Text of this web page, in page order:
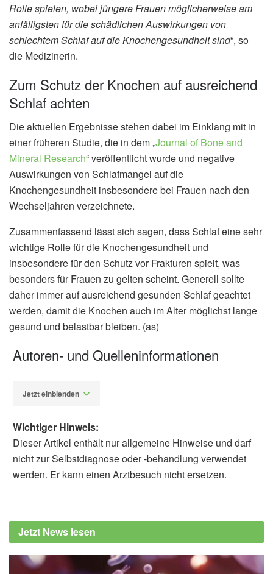
Rolle spielen, wobei jüngere Frauen möglicherweise am
anfälligsten für die schädlichen Auswirkungen von
schlechtem Schlaf auf die Knochengesundheit sind“, so
die Medizinerin.
Zum Schutz der Knochen auf ausreichend
Schlaf achten
Die aktuellen Ergebnisse stehen dabei im Einklang mit in
einer früheren Studie, die in dem „Journal of Bone and
Mineral Research“ veröffentlicht wurde und negative
Auswirkungen von Schlafmangel auf die
Knochengesundheit insbesondere bei Frauen nach den
Wechseljahren verzeichnete.
Zusammenfassend lässt sich sagen, dass Schlaf eine sehr
wichtige Rolle für die Knochengesundheit und
insbesondere für den Schutz vor Frakturen spielt, was
besonders für Frauen zu gelten scheint. Generell sollte
daher immer auf ausreichend gesunden Schlaf geachtet
werden, damit die Knochen auch im Alter möglichst lange
gesund und belastbar bleiben. (as)
Autoren- und Quelleninformationen
Jetzt einblenden
Campus: Could Getting Enough Sleep Help
Prevent Osteoporosis? (veröffentlicht
Medical Campus
Wichtiger Hinweis:
Dieser Artikel enthält nur allgemeine Hinweise und darf
nicht zur Selbstdiagnose oder -behandlung verwendet
werden. Er kann einen Arztbesuch nicht ersetzen.
Jetzt News lesen